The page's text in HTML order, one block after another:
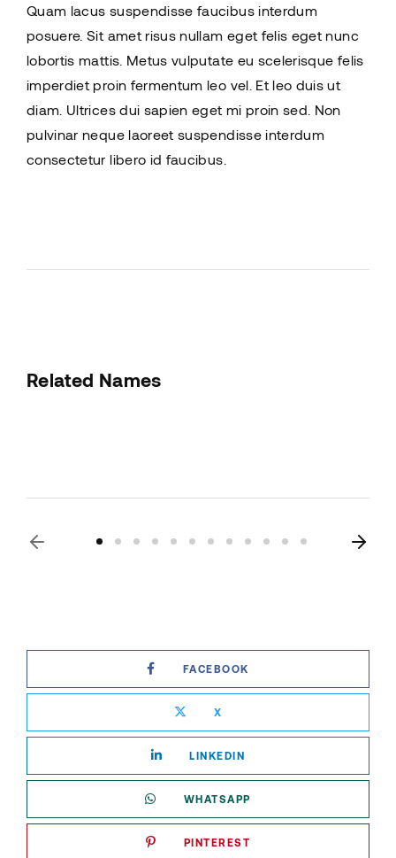
Quam lacus suspendisse faucibus interdum
posuere. Sit amet risus nullam eget felis eget nunc
lobortis mattis. Metus vulputate eu scelerisque felis
imperdiet proin fermentum leo vel. Et leo duis ut
diam. Ultrices dui sapien eget mi proin sed. Non
pulvinar neque laoreet suspendisse interdum
consectetur libero id faucibus.
Related Names
Susan July Urban
FACEBOOK
X
LINKEDIN
WHATSAPP
PINTEREST